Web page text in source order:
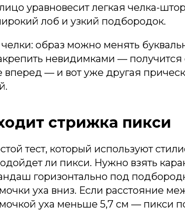
уравновесит легкая челка-
лоб и узкий подбородок.
образ можно менять
невидимками —
вперед — и вот уже другая
стрижка пикси
тест, который используют
ли пикси. Нужно взять
горизонтально под
уха вниз. Если расстояние
уха меньше 5,7 см — пикси